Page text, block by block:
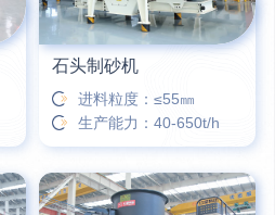
石头制砂机
进料粒度：≤55㎜
生产能力：40-650t/h